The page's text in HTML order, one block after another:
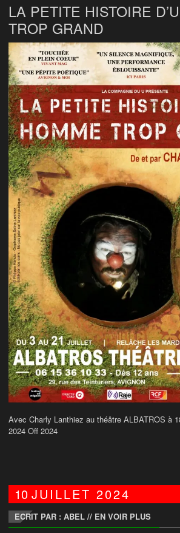
LA PETITE HISTOIRE
TROP GRAND
Avec Charly Lanthiez au théâtre ALBATROS à
2024 Off 2024
10JUILLET2024
ECRIT PAR : ABEL // EN VOIR PLUS